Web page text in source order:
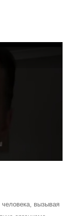
вызывая